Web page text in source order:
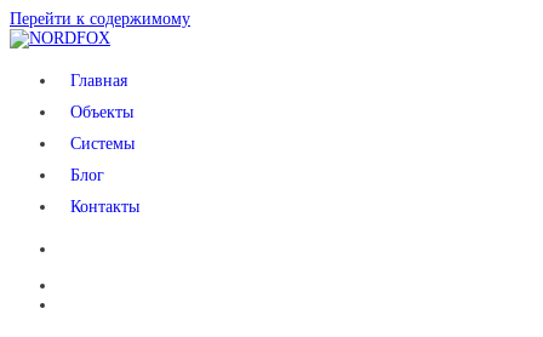
Перейти к содержимому
NORDFOXГлавная
Объекты
Системы
Блог
Контакты